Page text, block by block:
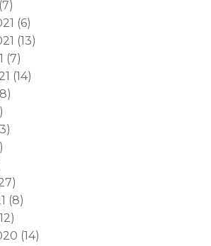
(7)
(6)
(13)
(7)
(14)
(8)
(14)